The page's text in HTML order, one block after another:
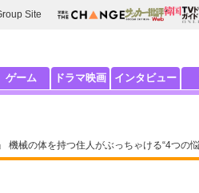
Site
ゲーム ドラマ映画 インタビュー
械の体を持つ住人がぶっちゃける“4つの